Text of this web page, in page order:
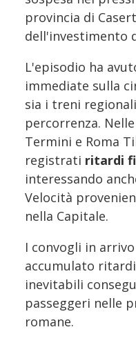
provincia di
dell'investimento
L'episodio ha
immediate sulla
sia i treni
percorrenza.
Termini e Roma
registrati ritardi
interessando
Velocità
nella Capitale.
I convogli in
accumulato
inevitabili
passeggeri nelle
romane.